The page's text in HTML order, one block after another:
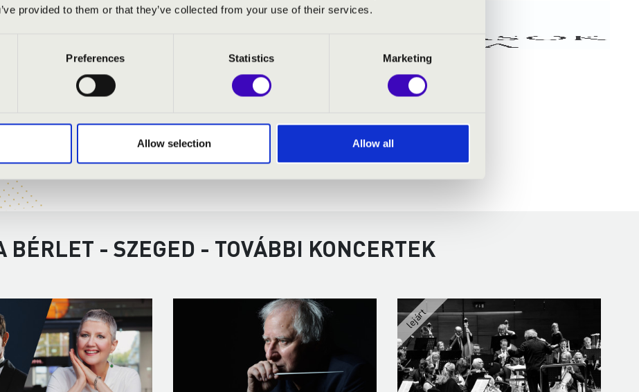
provided to them or that they’ve collected from your use of their services.
Preferences Statistics Marketing
Allow selection Allow all
BÉRLET - SZEGED - TOVÁBBI KONCERTEK